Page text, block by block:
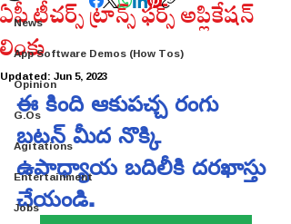
News
App Software Demos (How Tos)
Opinion
G.Os
Agitations
Entertainment
Jobs
ఏపీ టీచర్స్ ట్రాన్స్ ఫర్స్ అప్లికేషన్
లింకు
Updated:Jun 5, 2023
ఈ కింది ఆకుపచ్చ రంగు
బటన్ మీద నొక్కి
ఉపాధ్యాయ బదిలీకి దరఖాస్తు
చేయండి.